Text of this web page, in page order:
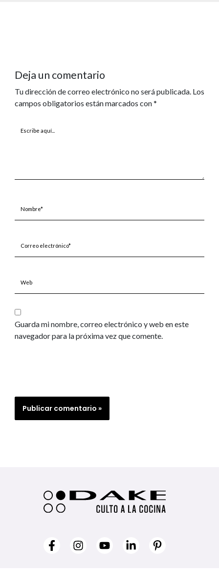
Deja un comentario
Tu dirección de correo electrónico no será publicada. Los
campos obligatorios están marcados con*
Escribe
electrónico*
Guarda mi nombre, correo electrónico y web en este
navegador para la próxima vez que comente.